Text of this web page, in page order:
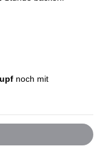
noch mit